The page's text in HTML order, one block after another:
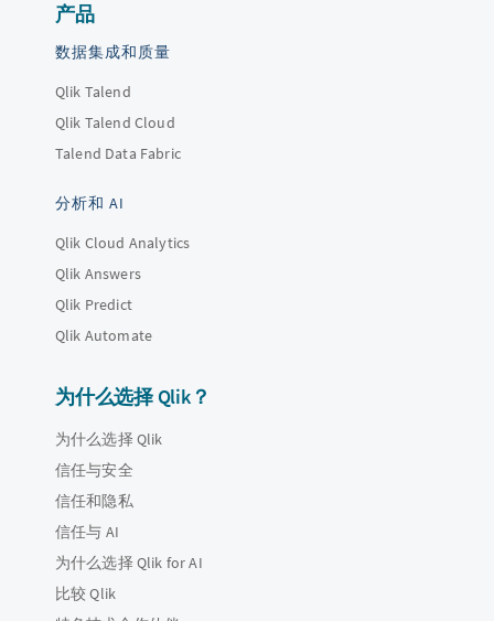
产品
数据集成和质量
Qlik Talend
Qlik Talend Cloud
Talend Data Fabric
分析和 AI
Qlik Cloud Analytics
Qlik Answers
Qlik Predict
Qlik Automate
为什么选择 Qlik？
为什么选择 Qlik
信任与安全
信任和隐私
信任与 AI
为什么选择 Qlik for AI
比较 Qlik